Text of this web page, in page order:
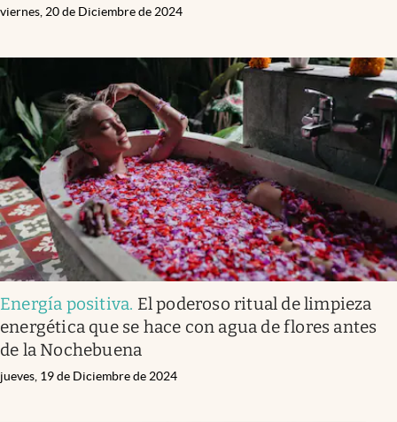
viernes, 20 de Diciembre de 2024
Energía positiva. El poderoso ritual de limpieza
energética que se hace con agua de flores antes
de la Nochebuena
jueves, 19 de Diciembre de 2024